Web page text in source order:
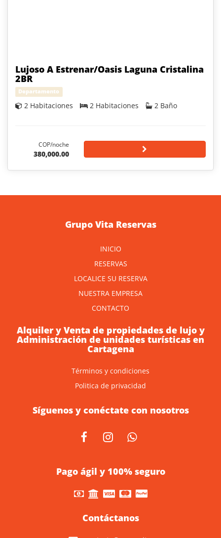
Lujoso A Estrenar/Oasis Laguna Cristalina
2BR
Departamento
2 Habitaciones 2 Habitaciones 2 Baño
COP/noche
380,000.00
Grupo Vita Reservas
INICIO
RESERVAS
LOCALICE SU RESERVA
NUESTRA EMPRESA
CONTACTO
Alquiler y Venta de propiedades de lujo y
Administración de unidades turísticas en
Cartagena
Términos y condiciones
Politica de privacidad
Síguenos y conéctate con nosotros
Pago ágil y 100% seguro
Contáctanos